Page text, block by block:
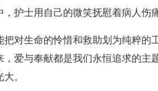
护士用自己的微笑抚慰着病人伤
对生命的怜惜和救助划为纯粹的
爱与奉献都是我们永恒追求的主
。